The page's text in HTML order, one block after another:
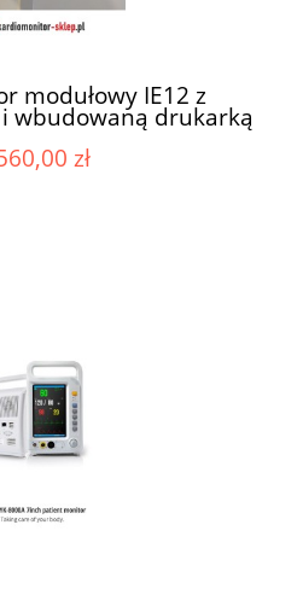
modułowy IE12 z
wbudowaną drukarką
zł